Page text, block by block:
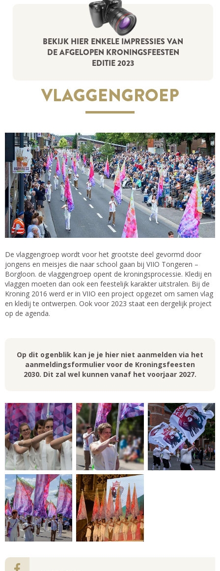
BEKIJK HIER ENKELE IMPRESSIES VAN
DE AFGELOPEN KRONINGSFEESTEN
EDITIE 2023
VLAGGENGROEP
De vlaggengroep wordt voor het grootste deel gevormd door
jongens en meisjes die naar school gaan bij VIIO Tongeren –
Borgloon. de vlaggengroep opent de kroningsprocessie. Kledij en
vlaggen moeten dan ook een feestelijk karakter uitstralen. Bij de
Kroning 2016 werd er in VIIO een project opgezet om samen vlag
en kledij te ontwerpen. Ook voor 2023 staat een dergelijk project
op de agenda.
Op dit ogenblik kan je je hier niet aanmelden via het
aanmeldingsformulier voor de Kroningsfeesten
2030. Dit zal wel kunnen vanaf het voorjaar 2027.